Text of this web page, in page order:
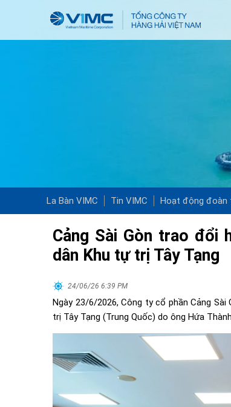
La Bàn VIMC Tin VIMC Hoạt động đoàn
Cảng Sài Gòn trao đổi
dân Khu tự trị Tây Tạng
24/06/26 6:39 PM
Ngày 23/6/2026, Công ty cổ phần Cảng
trị Tây Tạng (Trung Quốc) do ông Hứa